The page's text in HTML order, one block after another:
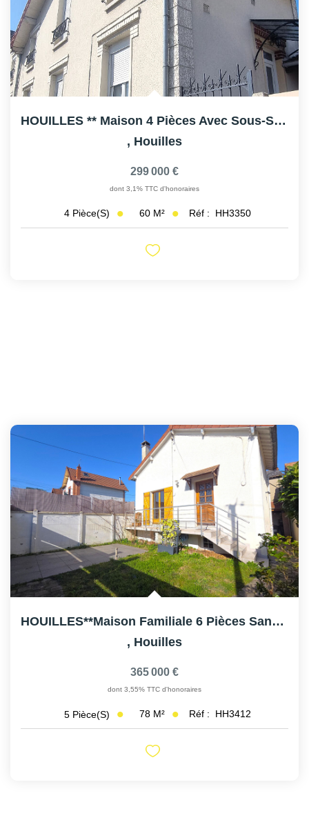
CONTACT
HOUILLES ** Maison 4 Pièces Avec Sous-Sol Et Terrasse
, Houilles
299 000 €
dont 3,1% TTC d'honoraires
4 Pièce(s) 60 M² Réf : HH3350
HOUILLES**Maison Familiale 6 Pièces Sans Travaux ? Jardin,...
, Houilles
365 000 €
dont 3,55% TTC d'honoraires
5 Pièce(s) 78 M² Réf : HH3412